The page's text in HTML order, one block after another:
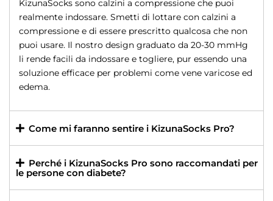
KizunaSocks sono calzini a compressione che puoi
realmente indossare. Smetti di lottare con calzini a
compressione e di essere prescritto qualcosa che non
puoi usare. Il nostro design graduato da 20-30 mmHg
li rende facili da indossare e togliere, pur essendo una
soluzione efficace per problemi come vene varicose ed
edema.
Come mi faranno sentire i KizunaSocks Pro?
Perché i KizunaSocks Pro sono raccomandati per
le persone con diabete?